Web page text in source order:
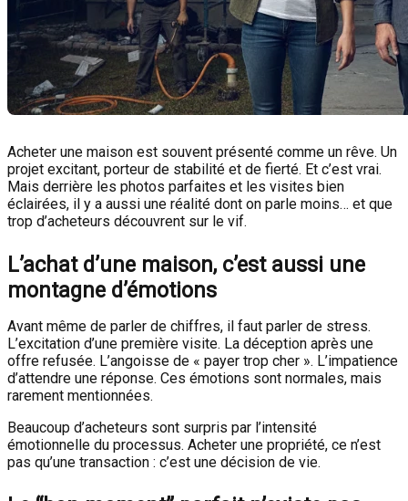
Acheter une maison est souvent présenté comme un rêve. Un
projet excitant, porteur de stabilité et de fierté. Et c’est vrai.
Mais derrière les photos parfaites et les visites bien
éclairées, il y a aussi une réalité dont on parle moins… et que
trop d’acheteurs découvrent sur le vif.
L’achat d’une maison, c’est aussi une
montagne d’émotions
Avant même de parler de chiffres, il faut parler de stress.
L’excitation d’une première visite. La déception après une
offre refusée. L’angoisse de « payer trop cher ». L’impatience
d’attendre une réponse. Ces émotions sont normales, mais
rarement mentionnées.
Beaucoup d’acheteurs sont surpris par l’intensité
émotionnelle du processus. Acheter une propriété, ce n’est
pas qu’une transaction : c’est une décision de vie.